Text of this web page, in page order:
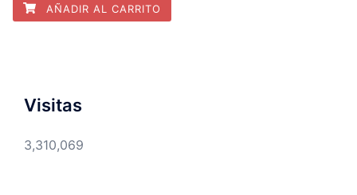
AÑADIR AL CARRITO
Visitas
3,310,069